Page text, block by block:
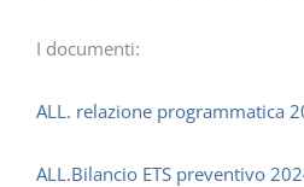
I documenti:
ALL. relazione programmatica
ALL.Bilancio ETS preventivo